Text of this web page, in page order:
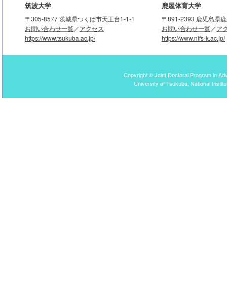
筑波大学
〒305-8577 茨城県つくば市天王台1-1-1
お問い合わせ一覧／アクセス
https://www.tsukuba.ac.jp/
鹿屋体育大学
〒891-2393 鹿児島県
お問い合わせ一覧／ア
https://www.nifs-k.ac.jp/
Copyright © Joint Doctoral Program in
University of Tsukuba, National